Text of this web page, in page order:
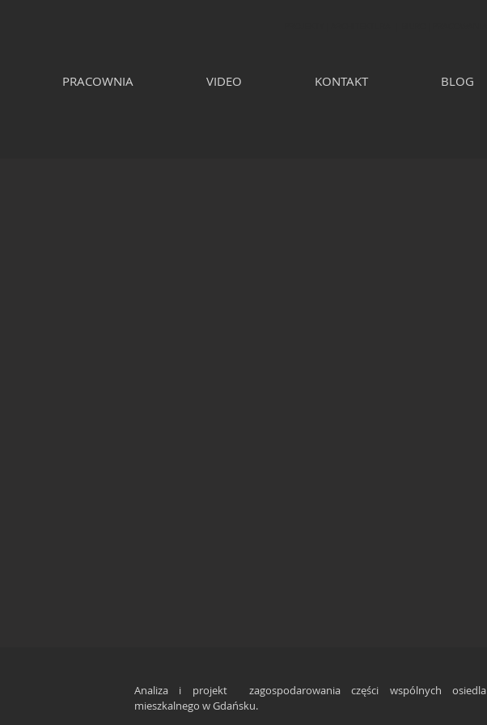
PRACOWNIA VIDEO KONTAKT BLOG
Analiza i projekt zagospodarowania części wspólnych osiedla
mieszkalnego w Gdańsku.